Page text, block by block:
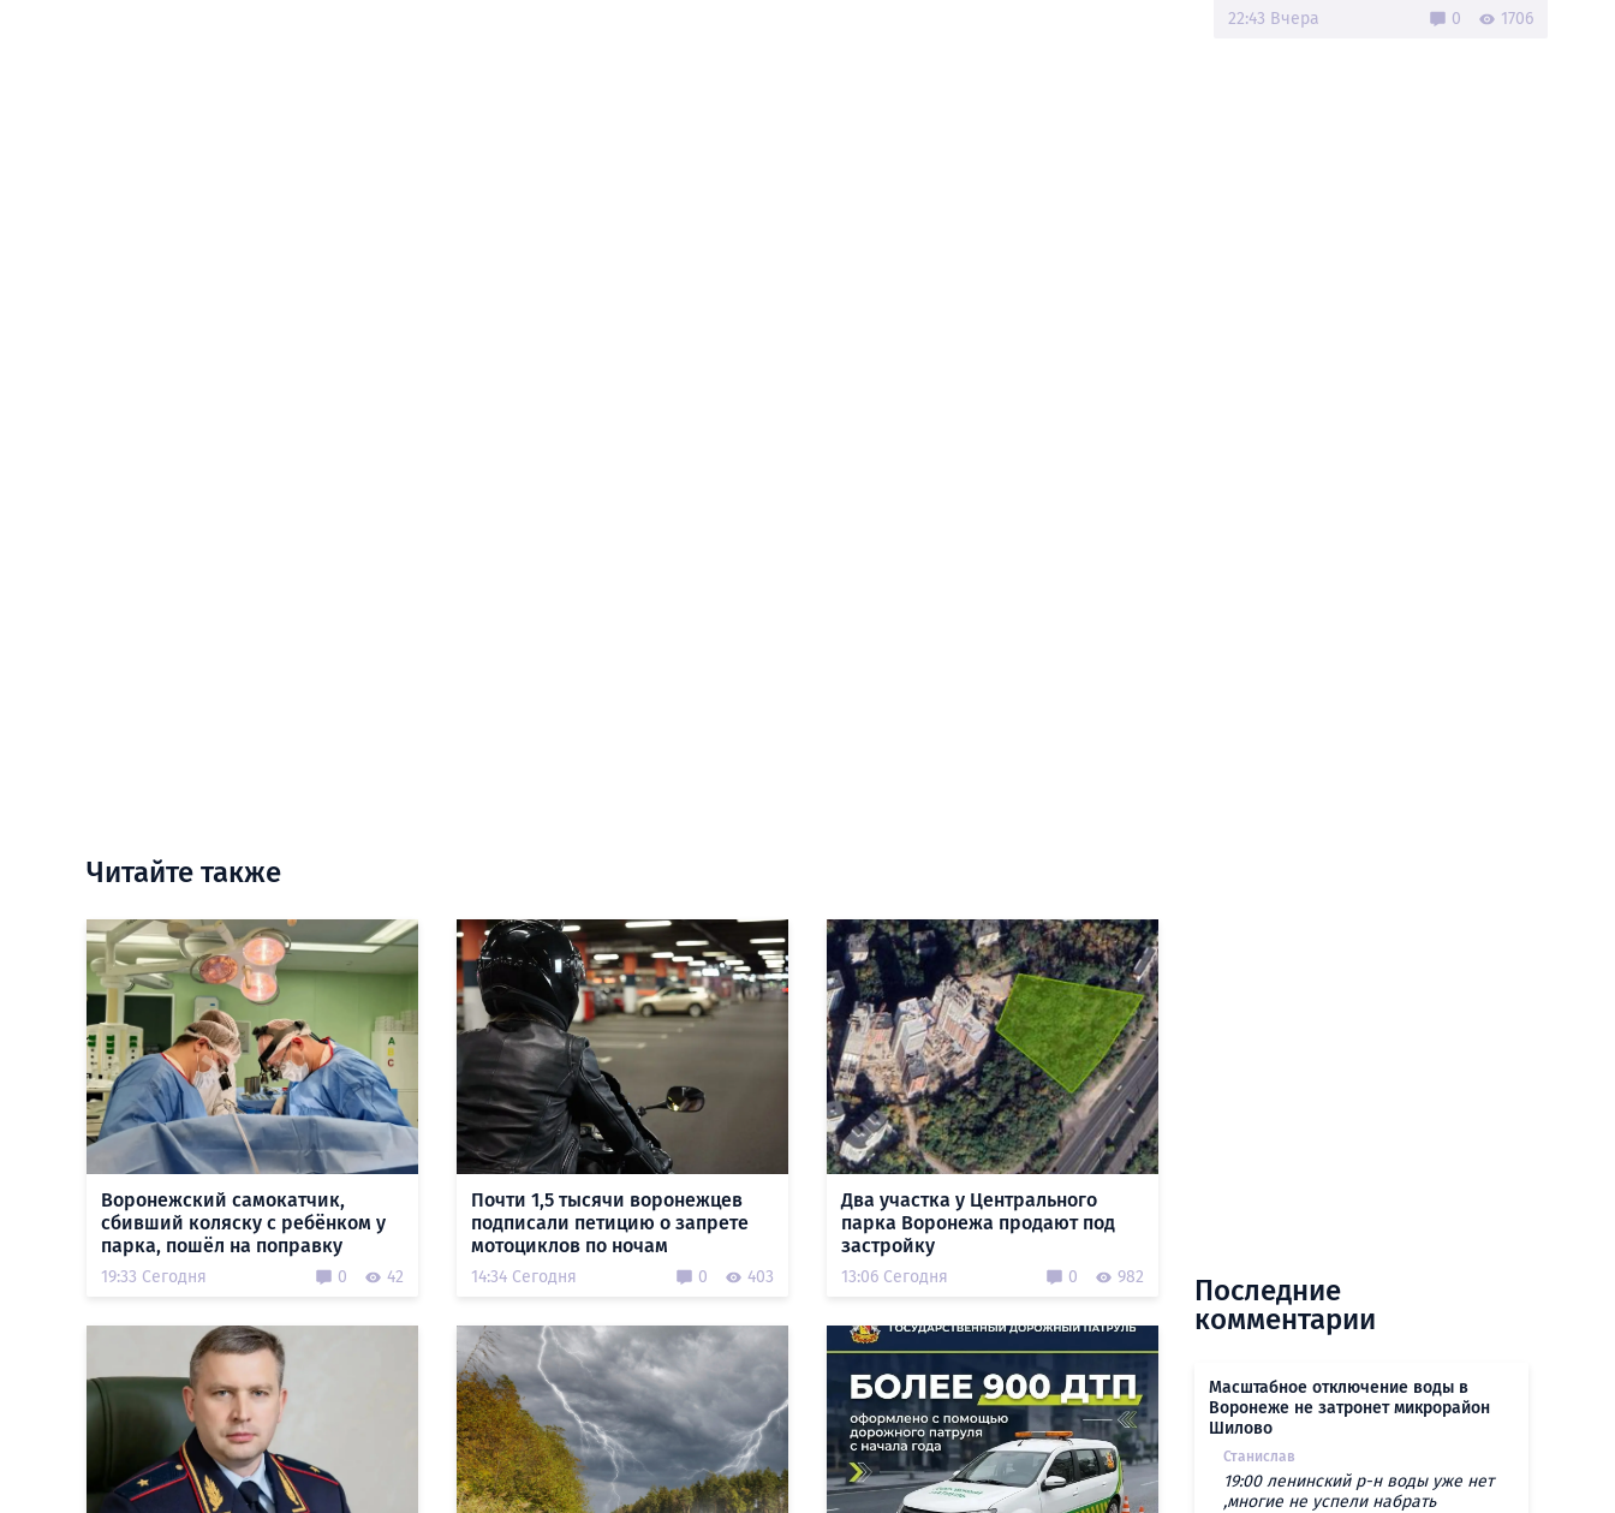
22:43 Вчера 0 1706
Читайте также
Воронежский самокатчик,
сбивший коляску с ребёнком у
парка, пошёл на поправку
19:33 Сегодня 0 42
Почти 1,5 тысячи воронежцев
подписали петицию о запрете
мотоциклов по ночам
14:34 Сегодня 0 403
Два участка у Центрального
парка Воронежа продают под
застройку
13:06 Сегодня 0 982
Последние
комментарии
Масштабное отключение воды в
Воронеже не затронет микрорайон
Шилово
Станислав
19:00 ленинский р-н воды уже нет
,многие не успели набрать